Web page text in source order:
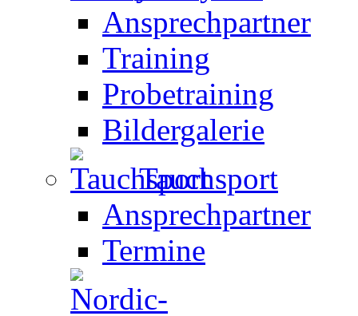
Ansprechpartner
Training
Probetraining
Bildergalerie
Tauchsport
Ansprechpartner
Termine